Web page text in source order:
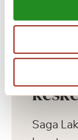
https://Katso
Koti
Saga